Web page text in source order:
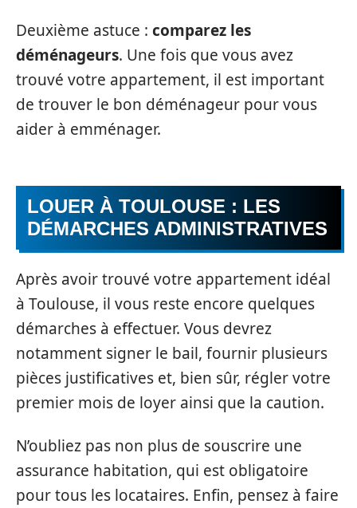
Deuxième astuce : comparez les
déménageurs. Une fois que vous avez
trouvé votre appartement, il est important
de trouver le bon déménageur pour vous
aider à emménager.
LOUER À TOULOUSE : LES
DÉMARCHES ADMINISTRATIVES
Après avoir trouvé votre appartement idéal
à Toulouse, il vous reste encore quelques
démarches à effectuer. Vous devrez
notamment signer le bail, fournir plusieurs
pièces justificatives et, bien sûr, régler votre
premier mois de loyer ainsi que la caution.
N’oubliez pas non plus de souscrire une
assurance habitation, qui est obligatoire
pour tous les locataires. Enfin, pensez à faire